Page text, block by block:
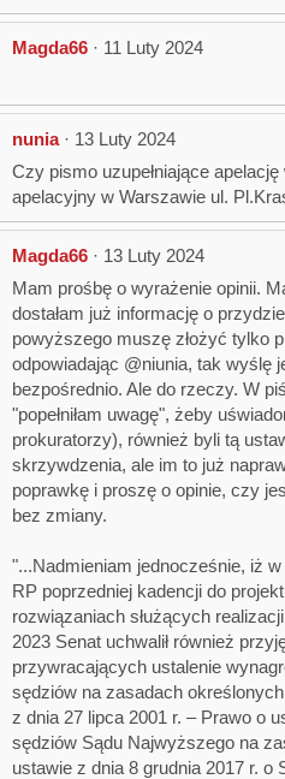
Magda66 11 Luty 2024
nunia 13 Luty 2024
Czy pismo uzupełniające
apelacyjny w Warszawie ul.
Magda66 13 Luty 2024
Mam prośbę o wyrażenie opinii.
dostałam już informację o
powyższego muszę złożyć tylko
odpowiadając @niunia, tak wyślę
bezpośrednio. Ale do rzeczy. W
"popełniłam uwagę", żeby
prokuratorzy), również byli tą
skrzywdzenia, ale im to już
poprawkę i proszę o opinie, czy
bez zmiany.
"...Nadmieniam jednocześnie, iż
RP poprzedniej kadencji do
rozwiązaniach służących
2023 Senat uchwalił również
przywracających ustalenie
sędziów na zasadach
z dnia 27 lipca 2001 r. – Prawo o
sędziów Sądu Najwyższego na
ustawie z dnia 8 grudnia 2017 r.